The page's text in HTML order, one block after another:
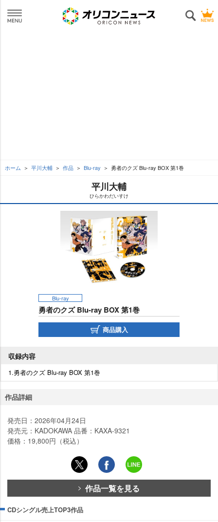
ホーム 平川大輔 作品 Blu-ray 勇者のクズ Blu-ray BOX 第1巻
平川大輔
ひらかわだいすけ
Blu-ray
勇者のクズ Blu-ray BOX 第1巻
商品購入
収録内容
1.勇者のクズ Blu-ray BOX 第1巻
作品詳細
発売日：2026年04月24日
発売元：KADOKAWA 品番：KAXA-9321
価格：19,800円（税込）
作品一覧を見る
CDシングル売上TOP3作品